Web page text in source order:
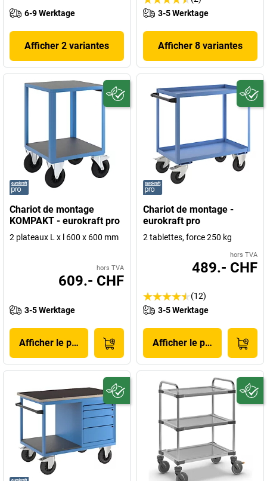
6-9 Werktage
Afficher 2 variantes
3-5 Werktage
Afficher 8 variantes
Chariot de montage
KOMPAKT - eurokraft pro
2 plateaux L x l 600 x 600 mm
hors TVA
609.- CHF
3-5 Werktage
Afficher le produit
Chariot de montage -
eurokraft pro
2 tablettes, force 250 kg
hors TVA
489.- CHF
(12)
3-5 Werktage
Afficher le produit